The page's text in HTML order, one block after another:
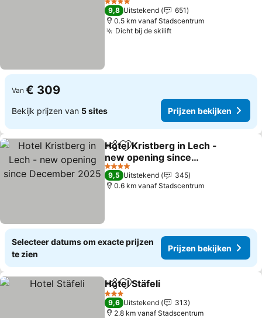
4 Sterren
9,8 Uitstekend
651
0.5 km vanaf Stadscentrum
Dicht bij de skilift
Van € 309
Bekijk prijzen van 5 sites Prijzen bekijken
DelenToevoegen aan favorieten
Hotel Kristberg in Lech -
new opening since
December 2025
4 Sterren
9,5 Uitstekend
345
0.6 km vanaf Stadscentrum
Selecteer datums om exacte prijzen
te zien
Prijzen bekijken
DelenToevoegen aan favorieten
Hotel Stäfeli
3 Sterren
9,6 Uitstekend
313
2.8 km vanaf Stadscentrum